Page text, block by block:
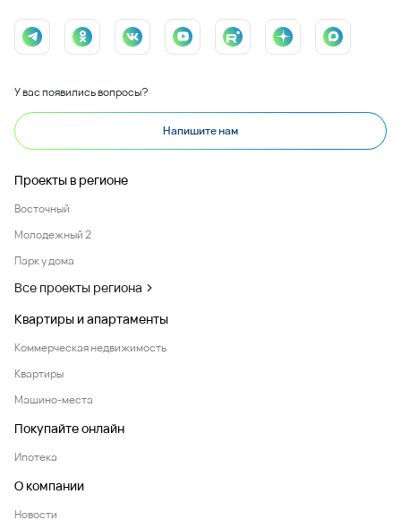
У вас появились вопросы?
Напишите нам
Проекты в регионе
Восточный
Молодежный 2
Парк у дома
Все проекты региона
Квартиры и апартаменты
Коммерческая недвижимость
Квартиры
Машино-места
Покупайте онлайн
Ипотека
О компании
Новости